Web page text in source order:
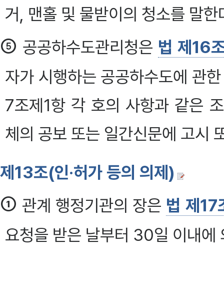
거, 맨홀 및 물받이의 청소를 말한
⑤ 공공하수도관리청은 법 제16
자가 시행하는 공공하수도에 관
7조제1항 각 호의 사항과 같은
체의 공보 또는 일간신문에 고시
제13조(인·허가 등의 의제)
① 관계 행정기관의 장은 법 제17
요청을 받은 날부터 30일 이내에